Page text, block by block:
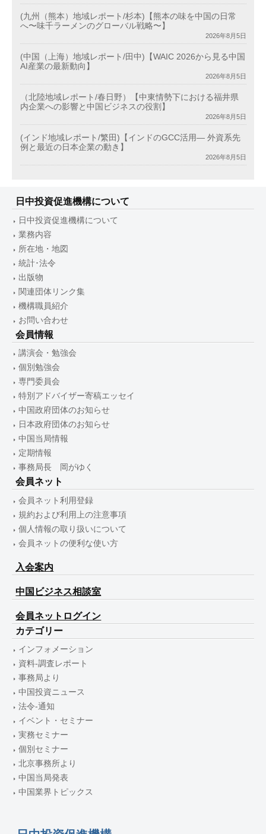
(九州（熊本）地域レポート/杉本)【熊本の味を中国の日常
へ〜味千ラーメンのグローバル戦略〜】
2026年8月5日
(中国（上海）地域レポート/田中)【WAIC 2026から見る中国
AI産業の最新動向】
2026年8月5日
（北陸地域レポート/春日野）【中東情勢下における福井県
内企業への影響と中国ビジネスの役割】
2026年8月5日
(インド地域レポート/繁田)【インドのGCC活用― 外資系先
例と最近の日本企業の動き】
2026年8月5日
日中投資促進機構について
日中投資促進機構について
業務内容
所在地・地図
統計･法令
出版物
関連団体リンク集
機構職員紹介
お問い合わせ
会員情報
講演会・勉強会
個別勉強会
専門委員会
特別アドバイザー寄稿エッセイ
中国政府団体のお知らせ
日本政府団体のお知らせ
中国当局情報
定期情報
事務局長 岡がゆく
会員ネット
会員ネット利用登録
規約および利用上の注意事項
個人情報の取り扱いについて
会員ネットの便利な使い方
入会案内
中国ビジネス相談室
会員ネットログイン
カテゴリー
インフォメーション
資料-調査レポート
事務局より
中国投資ニュース
法令-通知
イベント・セミナー
実務セミナー
個別セミナー
北京事務所より
中国当局発表
中国業界トピックス